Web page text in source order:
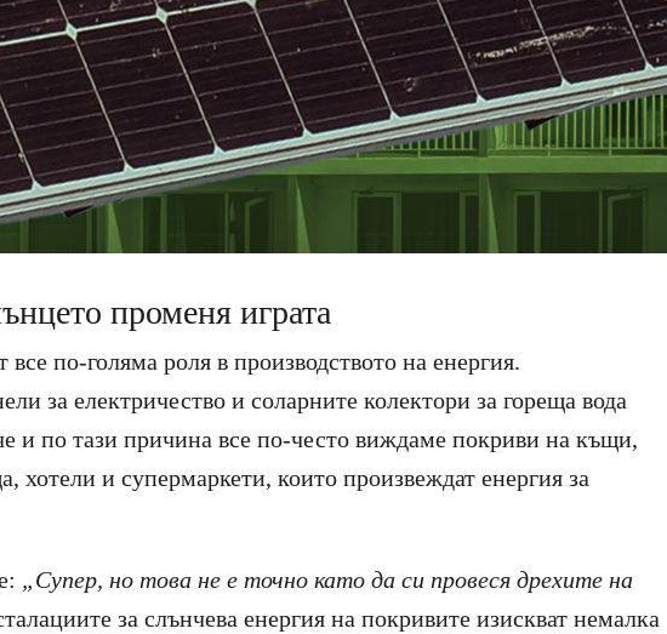
променя играта
все по-голяма роля в производството на енергия.
за електричество и соларните колектори за гореща вода
и по тази причина все по-често виждаме покриви на къщи,
хотели и супермаркети, които произвеждат енергия за
„Супер, но това не е точно като да си провеся дрехите на
за слънчева енергия на покривите изискват немалка